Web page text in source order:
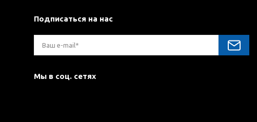
Подписаться на нас
Мы в соц. сетях